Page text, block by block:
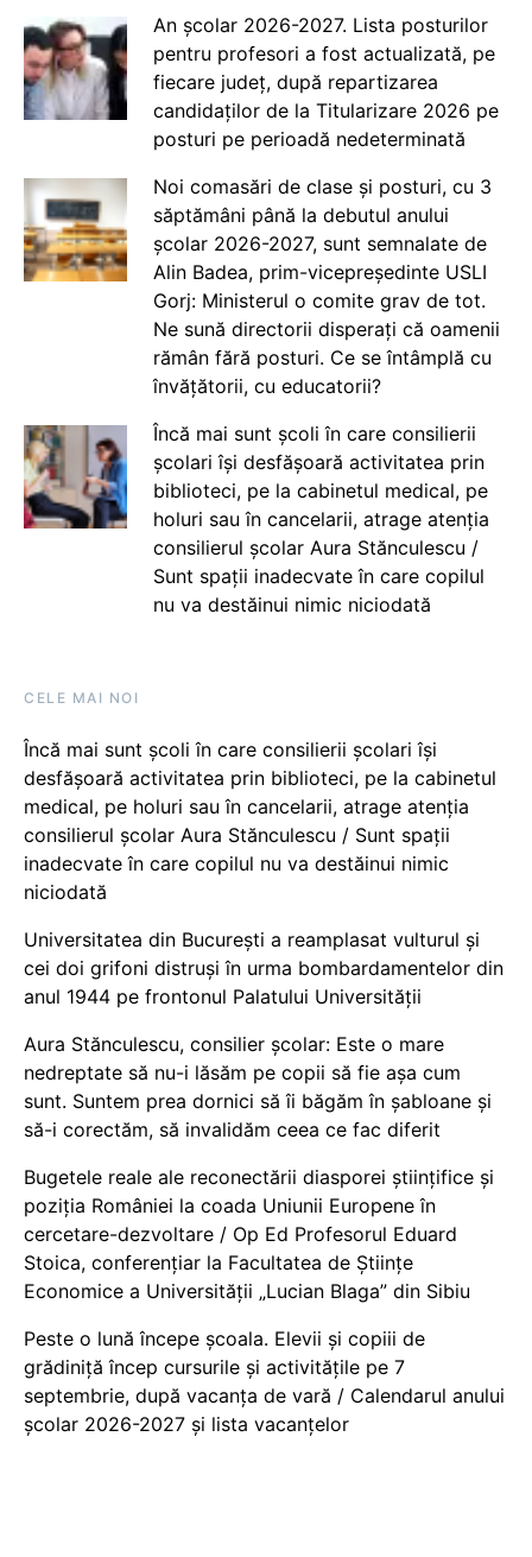
An școlar 2026-2027. Lista posturilor
pentru profesori a fost actualizată, pe
fiecare județ, după repartizarea
candidaților de la Titularizare 2026 pe
posturi pe perioadă nedeterminată
Noi comasări de clase și posturi, cu 3
săptămâni până la debutul anului
școlar 2026-2027, sunt semnalate de
Alin Badea, prim-vicepreședinte USLI
Gorj: Ministerul o comite grav de tot.
Ne sună directorii disperați că oamenii
rămân fără posturi. Ce se întâmplă cu
învățătorii, cu educatorii?
Încă mai sunt școli în care consilierii
școlari își desfășoară activitatea prin
biblioteci, pe la cabinetul medical, pe
holuri sau în cancelarii, atrage atenția
consilierul școlar Aura Stănculescu /
Sunt spații inadecvate în care copilul
nu va destăinui nimic niciodată
CELE MAI NOI
Încă mai sunt școli în care consilierii școlari își
desfășoară activitatea prin biblioteci, pe la cabinetul
medical, pe holuri sau în cancelarii, atrage atenția
consilierul școlar Aura Stănculescu / Sunt spații
inadecvate în care copilul nu va destăinui nimic
niciodată
Universitatea din București a reamplasat vulturul și
cei doi grifoni distruși în urma bombardamentelor din
anul 1944 pe frontonul Palatului Universității
Aura Stănculescu, consilier școlar: Este o mare
nedreptate să nu-i lăsăm pe copii să fie așa cum
sunt. Suntem prea dornici să îi băgăm în șabloane și
să-i corectăm, să invalidăm ceea ce fac diferit
Bugetele reale ale reconectării diasporei științifice și
poziția României la coada Uniunii Europene în
cercetare-dezvoltare / Op Ed Profesorul Eduard
Stoica, conferențiar la Facultatea de Științe
Economice a Universității „Lucian Blaga” din Sibiu
Peste o lună începe școala. Elevii și copiii de
grădiniță încep cursurile și activitățile pe 7
septembrie, după vacanța de vară / Calendarul anului
școlar 2026-2027 și lista vacanțelor